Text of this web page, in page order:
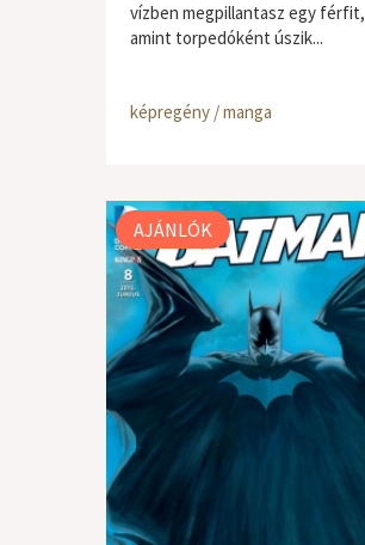
vízben megpillantasz egy férfit,
amint torpedóként úszik...
képregény / manga
AJÁNLÓK